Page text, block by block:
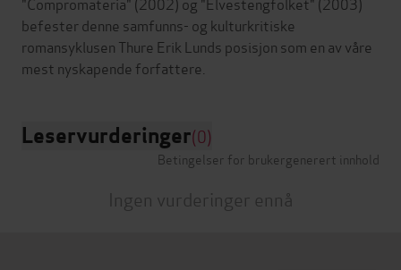
befester denne samfunns- og kulturkritiske
romansyklusen Thure Erik Lunds posisjon som en av våre
Leservurderinger(0)
Betingelser for brukergenerert innhold
Ingen vurderinger ennå